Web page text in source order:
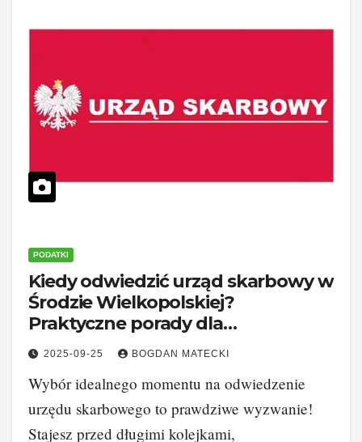
PODATKI
Kiedy odwiedzić urząd skarbowy w
Środzie Wielkopolskiej?
Praktyczne porady dla
podatników
2025-09-25 BOGDAN MATECKI
Wybór idealnego momentu na odwiedzenie
urzędu skarbowego to prawdziwe wyzwanie!
Stajesz przed długimi kolejkami,